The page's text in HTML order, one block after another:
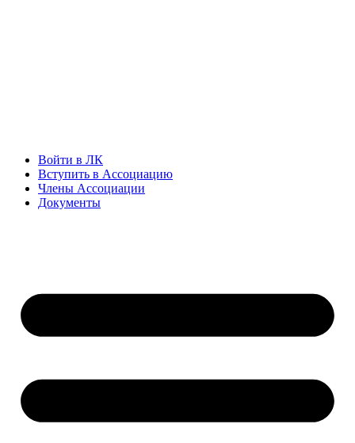
Войти в ЛК
Вступить в Ассоциацию
Члены Ассоциации
Документы